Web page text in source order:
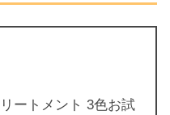
ートメント 3色お試